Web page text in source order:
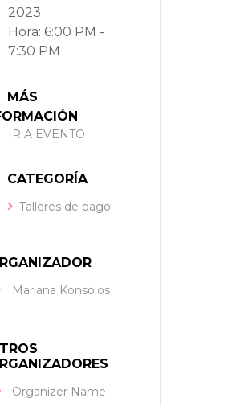
2023
Hora: 6:00 PM -
7:30 PM
MÁS
IR A EVENTO
CATEGORÍA
Talleres de pago
Mariana Konsolos
Organizer Name